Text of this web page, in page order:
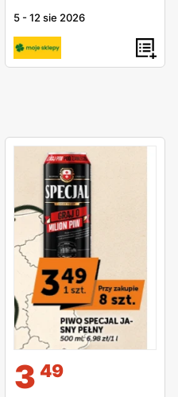
5 -12 sie 2026
3 49